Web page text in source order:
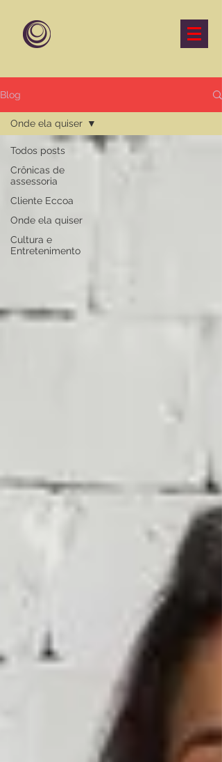
Blog
Todos posts
Crônicas de
assessoria
Cliente Eccoa
Onde ela quiser
Cultura e
Entretenimento
Onde ela quiser